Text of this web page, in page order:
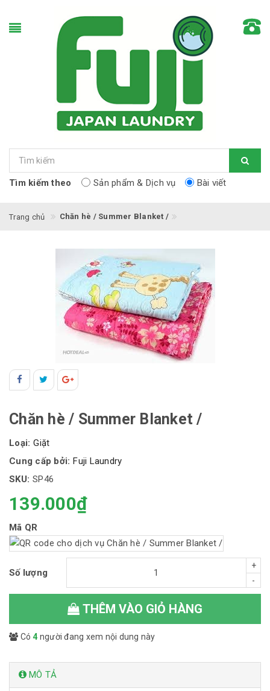
Tìm kiếm theo Sản phẩm & Dịch vụ Bài viết
Trang chủ Chăn hè / Summer Blanket /
Chăn hè / Summer Blanket /
Loại: Giặt
Cung cấp bởi: Fuji Laundry
SKU: SP46
139.000₫
Mã QR
Số lượng
-
+
THÊM VÀO GIỎ HÀNG
Có4 người đang xem nội dung này
MÔ TẢ